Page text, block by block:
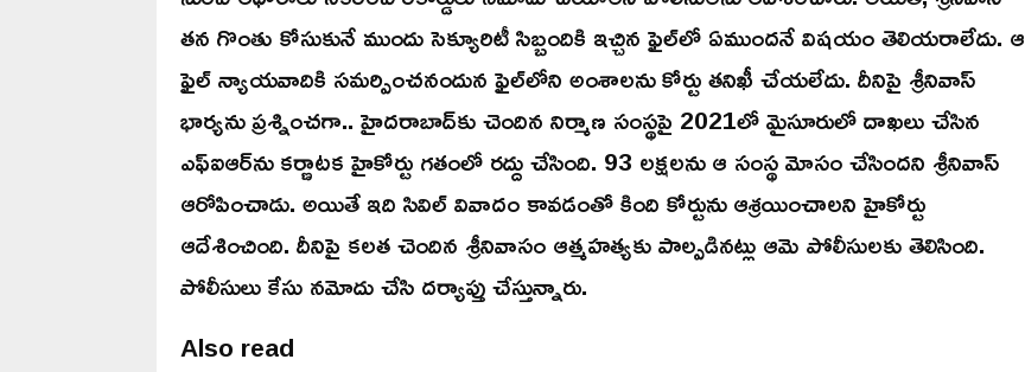
తన గొంతు కోసుకునే ముందు సెక్యూరిటీ సిబ్బందికి ఇచ్చిన ఫైల్‌లో ఏముందనే విషయం తెలియరాలేదు. ఆ
ఫైల్‌ న్యాయవాదికి సమర్పించనందున ఫైల్‌లోని అంశాలను కోర్టు తనిఖీ చేయలేదు. దీనిపై శ్రీనివాస్
భార్యను ప్రశ్నించగా.. హైదరాబాద్‌కు చెందిన నిర్మాణ సంస్థపై 2021లో మైసూరులో దాఖలు చేసిన
ఎఫ్‌ఐఆర్‌ను కర్ణాటక హైకోర్టు గతంలో రద్దు చేసింది. 93 లక్షలను ఆ సంస్థ మోసం చేసిందని శ్రీనివాస్‌
ఆరోపించాడు. అయితే ఇది సివిల్ వివాదం కావడంతో కింది కోర్టును ఆశ్రయించాలని హైకోర్టు
ఆదేశించింది. దీనిపై కలత చెందిన శ్రీనివాసం ఆత్మహత్యకు పాల్పడినట్లు ఆమె పోలీసులకు తెలిసింది.
పోలీసులు కేసు నమోదు చేసి దర్యాప్తు చేస్తున్నారు.
Also read